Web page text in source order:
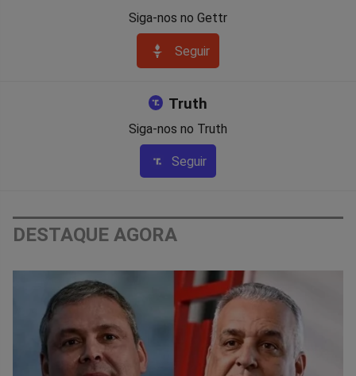
Siga-nos no Gettr
Seguir
Truth
Siga-nos no Truth
Seguir
DESTAQUE AGORA